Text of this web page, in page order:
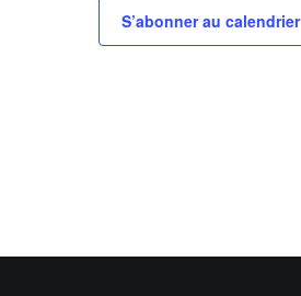
S’abonner au calendrier